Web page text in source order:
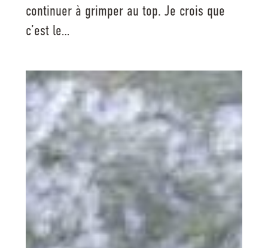
continuer à grimper au top. Je crois que
c’est le…